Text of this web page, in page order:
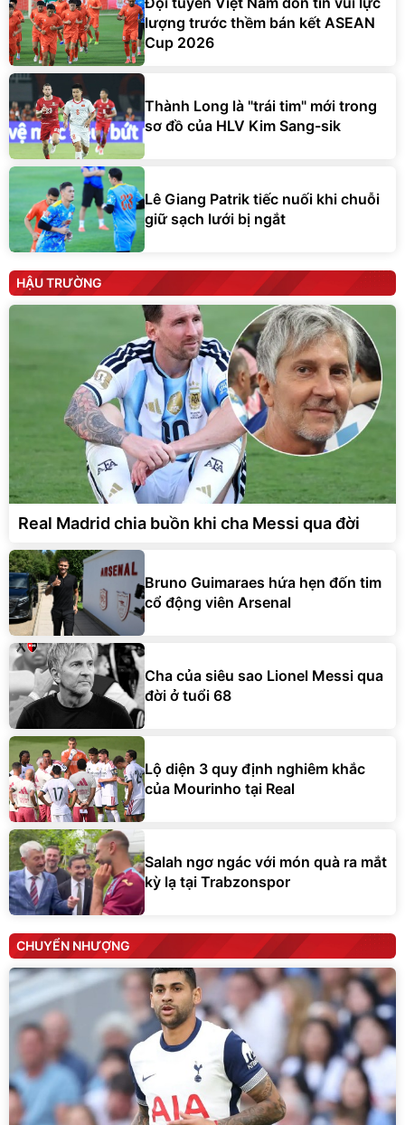
lượng trước thềm bán kết ASEAN
Cup 2026
Thành Long là "trái tim" mới trong
sơ đồ của HLV Kim Sang-sik
Lê Giang Patrik tiếc nuối khi chuỗi
giữ sạch lưới bị ngắt
HẬU TRƯỜNG
Real Madrid chia buồn khi cha Messi qua đời
Bruno Guimaraes hứa hẹn đốn tim
cổ động viên Arsenal
Cha của siêu sao Lionel Messi qua
đời ở tuổi 68
Lộ diện 3 quy định nghiêm khắc
của Mourinho tại Real
Salah ngơ ngác với món quà ra mắt
kỳ lạ tại Trabzonspor
CHUYỂN NHƯỢNG